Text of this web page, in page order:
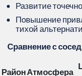
Развитие
Повышение
тихой
Сравнение с
РайонАтмосфера